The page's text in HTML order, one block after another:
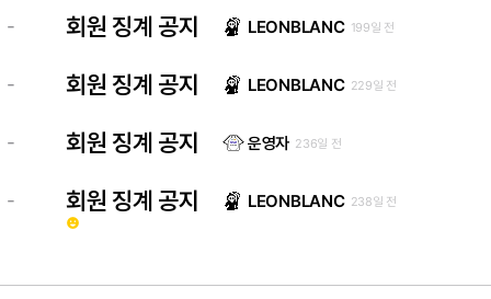
- 회원 징계 공지 LEONBLANC 199일 전
- 회원 징계 공지 LEONBLANC 229일 전
- 회원 징계 공지 운영자 236일 전
-
emoji_emotions
회원 징계 공지 LEONBLANC 238일 전